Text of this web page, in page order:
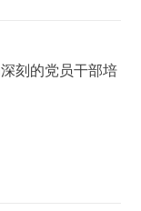
刻的党员干部培